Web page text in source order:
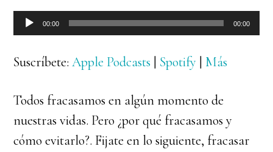
Reproductor
de
audio
00:00 00:00
Suscríbete:Apple Podcasts | Spotify | Más
Todos fracasamos en algún momento de
nuestras vidas. Pero ¿por qué fracasamos y
cómo evitarlo?. Fijate en lo siguiente, fracasar